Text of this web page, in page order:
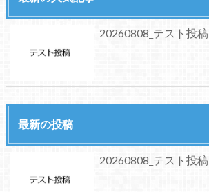
20260808_テスト投稿
最新の投稿
20260808_テスト投稿